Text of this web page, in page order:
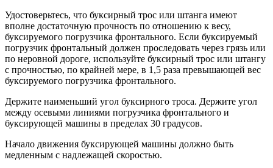
Удостоверьтесь, что буксирный трос или штанга имеют
вполне достаточную прочность по отношению к весу,
буксируемого погрузчика фронтального. Если буксируемый
погрузчик фронтальный должен проследовать через грязь или
по неровной дороге, используйте буксирный трос или штангу
с прочностью, по крайней мере, в 1,5 раза превышающей вес
буксируемого погрузчика фронтального.
Держите наименьший угол буксирного троса. Держите угол
между осевыми линиями погрузчика фронтального и
буксирующей машины в пределах 30 градусов.
Начало движения буксирующей машины должно быть
медленным с надлежащей скоростью.